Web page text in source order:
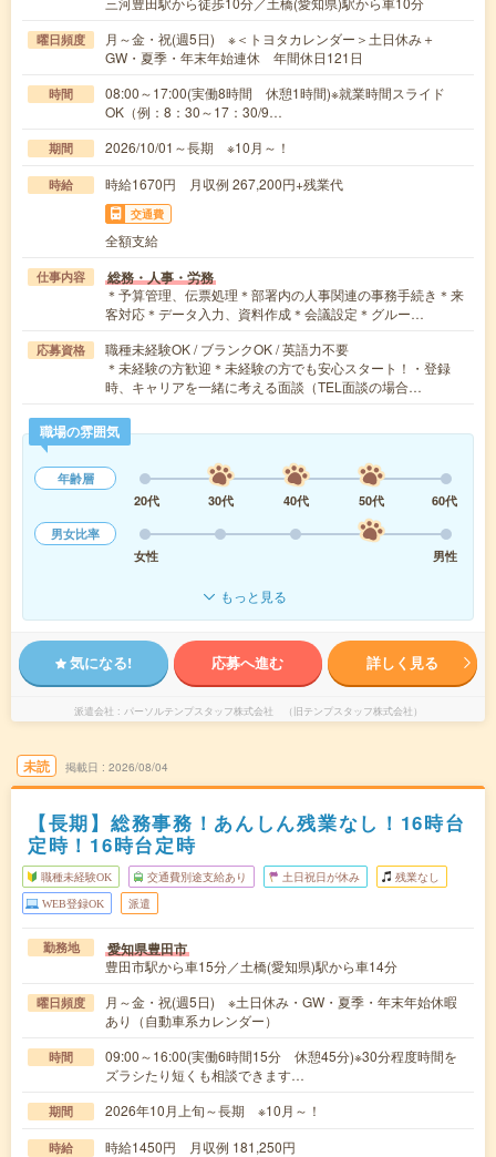
曜日頻度
月～金・祝(週5日) ※＜トヨタカレンダー＞土日休み＋
GW・夏季・年末年始連休 年間休日121日
時間
08:00～17:00(実働8時間 休憩1時間)※就業時間スライド
OK（例：8：30～17：30/9…
期間 2026/10/01～長期 ※10月～！
時給 時給1670円 月収例 267,200円+残業代
交通費
全額支給
仕事内容 総務・人事・労務
＊予算管理、伝票処理＊部署内の人事関連の事務手続き＊来
客対応＊データ入力、資料作成＊会議設定＊グルー…
応募資格
職種未経験OK / ブランクOK / 英語力不要
＊未経験の方歓迎＊未経験の方でも安心スタート！・登録
時、キャリアを一緒に考える面談（TEL面談の場合…
職場の雰囲気
年齢層
20代
30代 40代 50代
60代
男女比率
女性
男性
もっと見る
気になる! 応募へ進む 詳しく見る
派遣会社 パーソルテンプスタッフ株式会社 （旧テンプスタッフ株式会社）
未読 掲載日 2026/08/04
【長期】総務事務！あんしん残業なし！16時台
定時！16時台定時
職種未経験OK 交通費別途支給あり 土日祝日が休み 残業なし
WEB登録OK 派遣
勤務地 愛知県豊田市
豊田市駅から車15分／土橋(愛知県)駅から車14分
曜日頻度
月～金・祝(週5日) ※土日休み・GW・夏季・年末年始休暇
あり（自動車系カレンダー）
時間
09:00～16:00(実働6時間15分 休憩45分)※30分程度時間を
ズラシたり短くも相談できます…
期間 2026年10月上旬～長期 ※10月～！
時給 時給1450円 月収例 181,250円